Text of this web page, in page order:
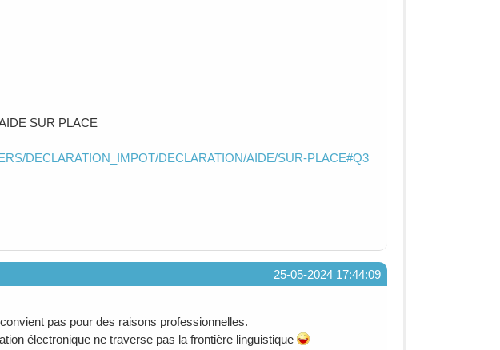
SUR PLACE
DECLARATION_IMPOT/DECLARATION/AIDE/SUR-PLACE#Q3
25-05-2024 17:44:09
pas pour des raisons professionnelles.
électronique ne traverse pas la frontière linguistique